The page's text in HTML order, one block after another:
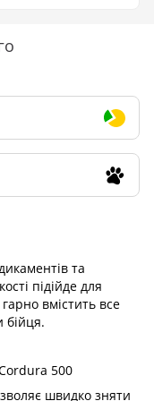
та
підійде для
вмістить все
бійця.
500
швидко зняти